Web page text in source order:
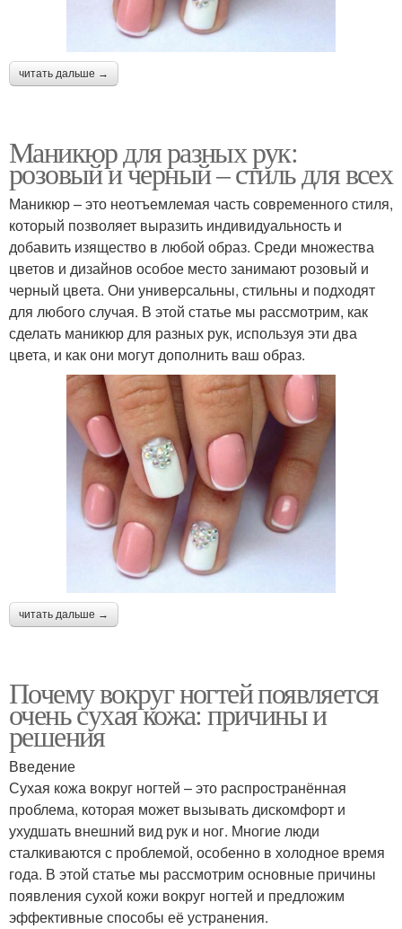
читать дальше →
Маникюр для разных рук:
розовый и черный – стиль для всех
Маникюр – это неотъемлемая часть современного стиля,
который позволяет выразить индивидуальность и
добавить изящество в любой образ. Среди множества
цветов и дизайнов особое место занимают розовый и
черный цвета. Они универсальны, стильны и подходят
для любого случая. В этой статье мы рассмотрим, как
сделать маникюр для разных рук, используя эти два
цвета, и как они могут дополнить ваш образ.
читать дальше →
Почему вокруг ногтей появляется
очень сухая кожа: причины и
решения
Введение
Сухая кожа вокруг ногтей – это распространённая
проблема, которая может вызывать дискомфорт и
ухудшать внешний вид рук и ног. Многие люди
сталкиваются с проблемой, особенно в холодное время
года. В этой статье мы рассмотрим основные причины
появления сухой кожи вокруг ногтей и предложим
эффективные способы её устранения.